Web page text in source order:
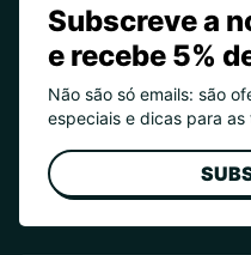
Subscreve a
e recebe 5%
Não são só emails: são
especiais e dicas para as